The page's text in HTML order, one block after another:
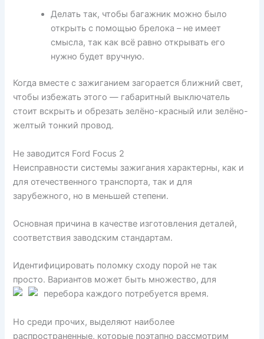
Делать так, чтобы багажник можно было
открыть с помощью брелока – не имеет
смысла, так как всё равно открывать его
нужно будет вручную.
Когда вместе с зажиганием загорается ближний свет,
чтобы избежать этого — габаритный выключатель
стоит вскрыть и обрезать зелёно-красный или зелёно-
желтый тонкий провод.
Не заводится Ford Focus 2
Неисправности системы зажигания характерны, как и
для отечественного транспорта, так и для
зарубежного, но в меньшей степени.
Основная причина в качестве изготовления деталей,
соответствия заводским стандартам.
Идентифицировать поломку сходу порой не так
просто. Вариантов может быть множество, для
перебора каждого потребуется время.
Но среди прочих, выделяют наиболее
распространенные, которые поэтапно рассмотрим